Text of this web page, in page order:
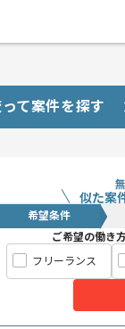
現場です。
しております。
て案件を探す
似た案
希望条件
ご希望の働き
フリーランス